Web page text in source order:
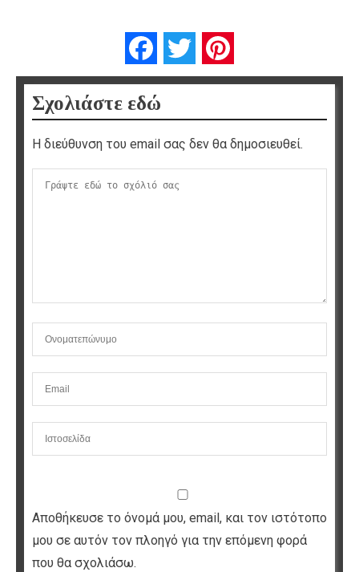
FacebookTwitter
Σχολιάστε εδώ
Η διεύθυνση του email σας δεν θα δημοσιευθεί.
Αποθήκευσε το όνομά μου, email, και τον ιστότοπο
μου σε αυτόν τον πλοηγό για την επόμενη φορά
που θα σχολιάσω.